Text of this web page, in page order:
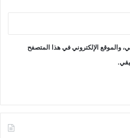
والموقع الإلكتروني في هذا المتصفح